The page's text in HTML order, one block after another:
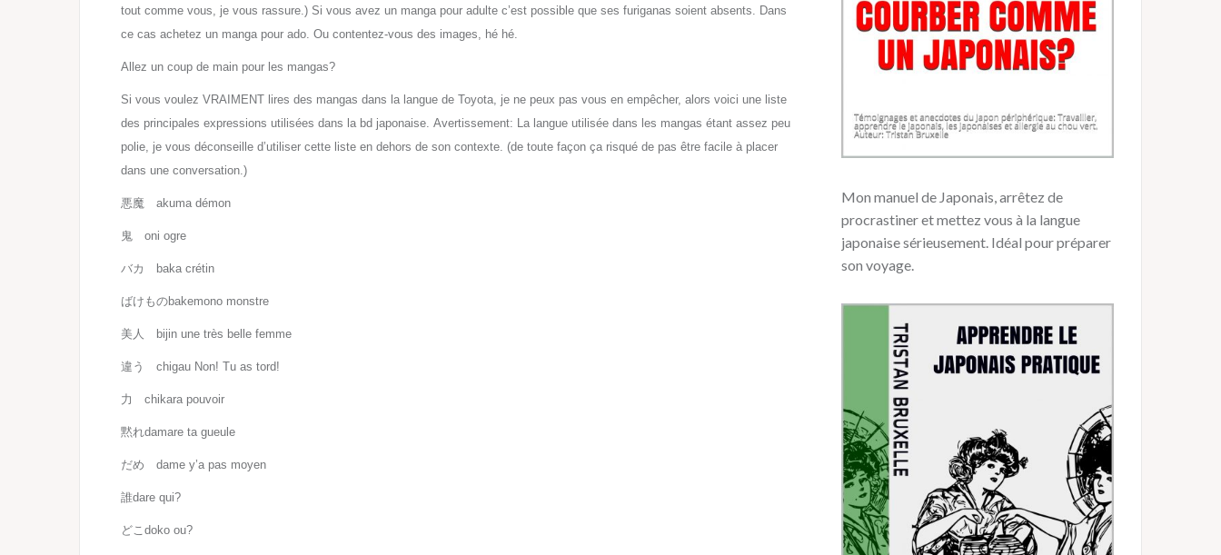
tout comme vous, je vous rassure.) Si vous avez un manga pour adulte c’est possible que ses furiganas soient absents. Dans
ce cas achetez un manga pour ado. Ou contentez-vous des images, hé hé.
Allez un coup de main pour les mangas?
Si vous voulez VRAIMENT lires des mangas dans la langue de Toyota, je ne peux pas vous en empêcher, alors voici une liste
des principales expressions utilisées dans la bd japonaise. Avertissement: La langue utilisée dans les mangas étant assez peu
polie, je vous déconseille d’utiliser cette liste en dehors de son contexte. (de toute façon ça risqué de pas être facile à placer
dans une conversation.)
悪魔 akuma démon
鬼 oni ogre
バカ baka crétin
ばけものbakemono monstre
美人 bijin une très belle femme
違う chigau Non! Tu as tord!
力 chikara pouvoir
黙れdamare ta gueule
だめ dame y’a pas moyen
誰dare qui?
どこ doko ou?
Mon manuel de Japonais, arrêtez de
procrastiner et mettez vous à la langue
japonaise sérieusement. Idéal pour préparer
son voyage.